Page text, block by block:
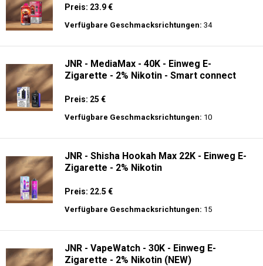
Preis: 23.9 €
Verfügbare Geschmacksrichtungen: 34
JNR - MediaMax - 40K - Einweg E-
Zigarette - 2% Nikotin - Smart connect
Preis: 25 €
Verfügbare Geschmacksrichtungen: 10
JNR - Shisha Hookah Max 22K - Einweg E-
Zigarette - 2% Nikotin
Preis: 22.5 €
Verfügbare Geschmacksrichtungen: 15
JNR - VapeWatch - 30K - Einweg E-
Zigarette - 2% Nikotin (NEW)